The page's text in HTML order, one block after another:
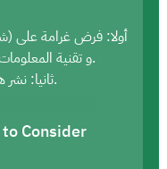
أولا: فرض غرامة على
و تقنية المعلومات) بمبلغ قدره (15,000) ريال سعودي.
ثانيا: نشر هذه العقوبة في الموقع الإلكتروني للهيئة.
Consider